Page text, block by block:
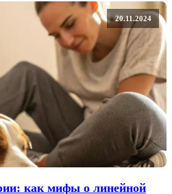
20.11.2024
как мифы о линейной